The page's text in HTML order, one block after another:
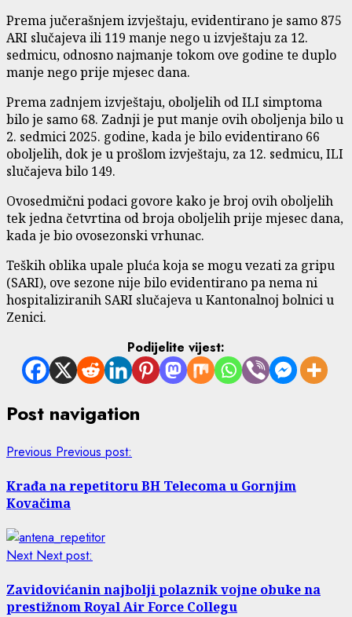
Prema jučerašnjem izvještaju, evidentirano je samo 875
ARI slučajeva ili 119 manje nego u izvještaju za 12.
sedmicu, odnosno najmanje tokom ove godine te duplo
manje nego prije mjesec dana.
Prema zadnjem izvještaju, oboljelih od ILI simptoma
bilo je samo 68. Zadnji je put manje ovih oboljenja bilo u
2. sedmici 2025. godine, kada je bilo evidentirano 66
oboljelih, dok je u prošlom izvještaju, za 12. sedmicu, ILI
slučajeva bilo 149.
Ovosedmični podaci govore kako je broj ovih oboljelih
tek jedna četvrtina od broja oboljelih prije mjesec dana,
kada je bio ovosezonski vrhunac.
Teških oblika upale pluća koja se mogu vezati za gripu
(SARI), ove sezone nije bilo evidentirano pa nema ni
hospitaliziranih SARI slučajeva u Kantonalnoj bolnici u
Zenici.
Podijelite vijest:
Post navigation
Previous Previous post:
Krađa na repetitoru BH Telecoma u Gornjim
Kovačima
Next Next post:
Zavidovićanin najbolji polaznik vojne obuke na
prestižnom Royal Air Force Collegu